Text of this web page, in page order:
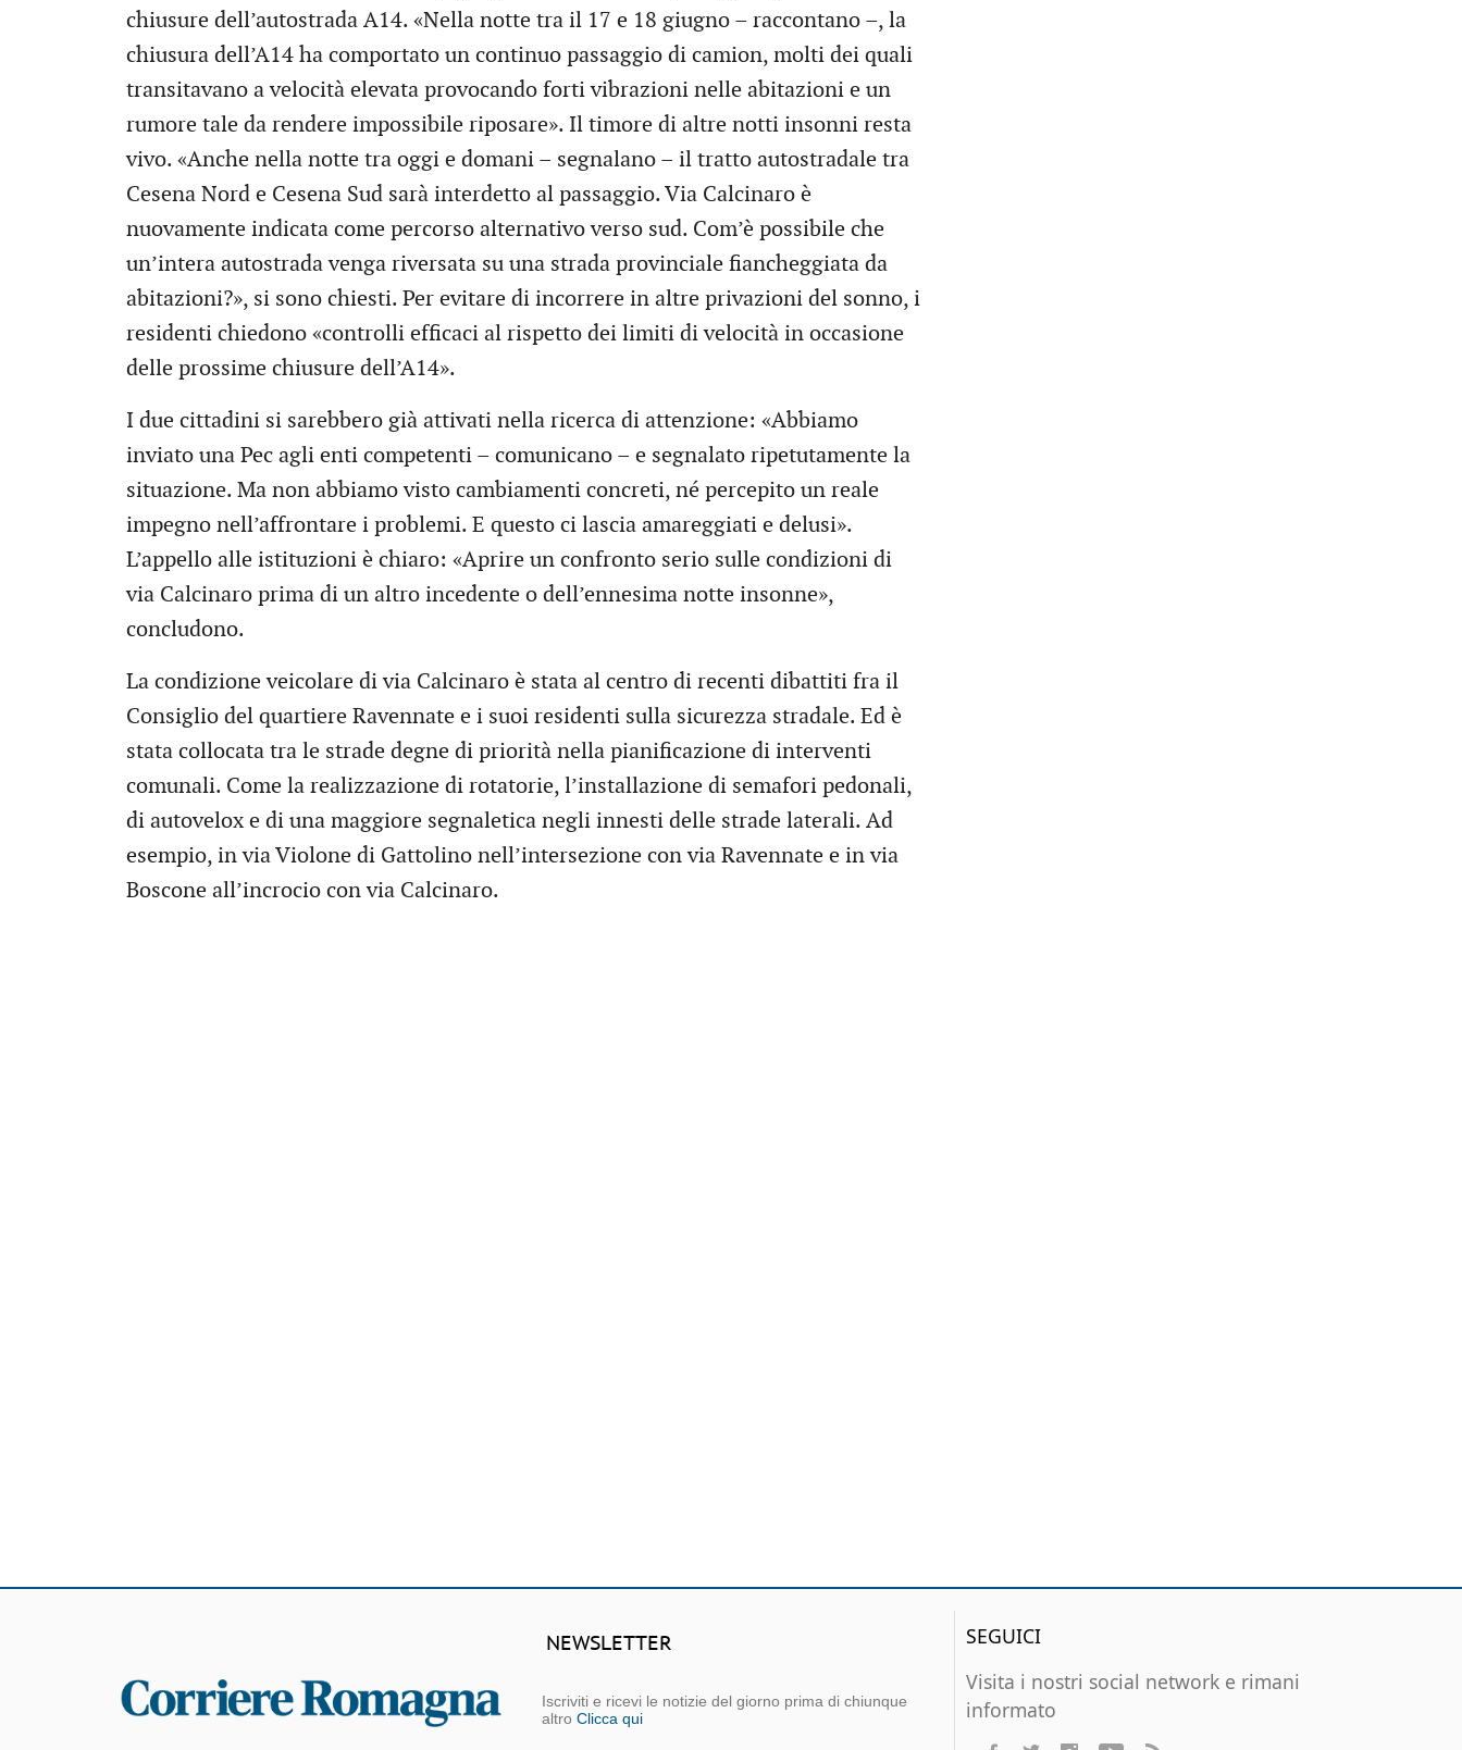
chiusure dell’autostrada A14. «Nella notte tra il 17 e 18 giugno – raccontano –, la
chiusura dell’A14 ha comportato un continuo passaggio di camion, molti dei quali
transitavano a velocità elevata provocando forti vibrazioni nelle abitazioni e un
rumore tale da rendere impossibile riposare». Il timore di altre notti insonni resta
vivo. «Anche nella notte tra oggi e domani – segnalano – il tratto autostradale tra
Cesena Nord e Cesena Sud sarà interdetto al passaggio. Via Calcinaro è
nuovamente indicata come percorso alternativo verso sud. Com’è possibile che
un’intera autostrada venga riversata su una strada provinciale fiancheggiata da
abitazioni?», si sono chiesti. Per evitare di incorrere in altre privazioni del sonno, i
residenti chiedono «controlli efficaci al rispetto dei limiti di velocità in occasione
delle prossime chiusure dell’A14».
I due cittadini si sarebbero già attivati nella ricerca di attenzione: «Abbiamo
inviato una Pec agli enti competenti – comunicano – e segnalato ripetutamente la
situazione. Ma non abbiamo visto cambiamenti concreti, né percepito un reale
impegno nell’affrontare i problemi. E questo ci lascia amareggiati e delusi».
L’appello alle istituzioni è chiaro: «Aprire un confronto serio sulle condizioni di
via Calcinaro prima di un altro incedente o dell’ennesima notte insonne»,
concludono.
La condizione veicolare di via Calcinaro è stata al centro di recenti dibattiti fra il
Consiglio del quartiere Ravennate e i suoi residenti sulla sicurezza stradale. Ed è
stata collocata tra le strade degne di priorità nella pianificazione di interventi
comunali. Come la realizzazione di rotatorie, l’installazione di semafori pedonali,
di autovelox e di una maggiore segnaletica negli innesti delle strade laterali. Ad
esempio, in via Violone di Gattolino nell’intersezione con via Ravennate e in via
Boscone all’incrocio con via Calcinaro.
NEWSLETTER
Iscriviti e ricevi le notizie del giorno prima di chiunque
altro Clicca qui
SEGUICI
Visita i nostri social network e rimani
informato